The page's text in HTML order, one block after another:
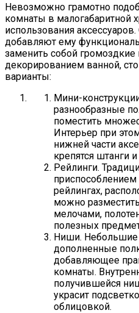
Невозможно грамотно
комнаты в малогабаритной
использования
добавляют ему
заменить собой
декорированием ванной,
варианты:
Мини-
разнообразные
поместить
Интерьер при
нижней части
крепятся штанги
Рейлинги.
рейлингах,
можно
мелочами,
полезных
Ниши. Небольшие
дополненные
добавляющее
комнаты.
получившейся
украсит
облицовкой.